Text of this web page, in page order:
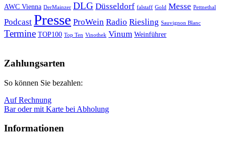
AWC Vienna DerMainzer DLG Düsseldorf falstaff Gold Messe Pettnethal
Podcast Presse ProWein Radio Riesling Sauvignon Blanc
Termine TOP100 Top Ten Vinothek Vinum Weinführer
oben
Zahlungsarten
So können Sie bezahlen:
Auf Rechnung
Bar oder mit Karte bei Abholung
Informationen